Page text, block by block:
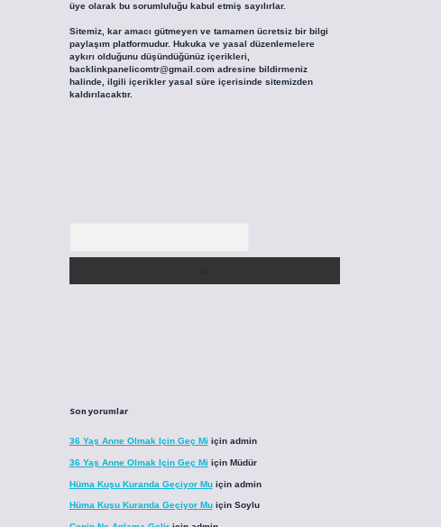
üye olarak bu sorumluluğu kabul etmiş sayılırlar.
Sitemiz, kar amacı gütmeyen ve tamamen ücretsiz bir bilgi
paylaşım platformudur. Hukuka ve yasal düzenlemelere
aykırı olduğunu düşündüğünüz içerikleri,
backlinkpanelicomtr@gmail.comadresine bildirmeniz
halinde, ilgili içerikler yasal süre içerisinde sitemizden
kaldırılacaktır.
Son yorumlar
36 Yaş Anne Olmak Için Geç Mi için admin
36 Yaş Anne Olmak Için Geç Mi için Müdür
Hüma Kuşu Kuranda Geçiyor Muiçin admin
Hüma Kuşu Kuranda Geçiyor Muiçin Soylu